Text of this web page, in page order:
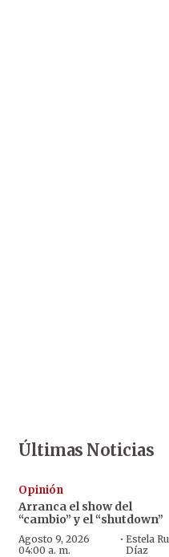
Últimas Noticias
Opinión
Arranca el show del
“cambio” y el “shutdown”
Agosto 9, 2026
04:00 a. m.
·Estela
Díaz